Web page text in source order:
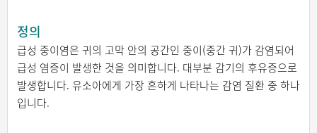
정의
급성 중이염은 귀의 고막 안의 공간인 중이(중간 귀)가 감염되어
급성 염증이 발생한 것을 의미합니다. 대부분 감기의 후유증으로
발생합니다. 유소아에게 가장 흔하게 나타나는 감염 질환 중 하나
입니다.